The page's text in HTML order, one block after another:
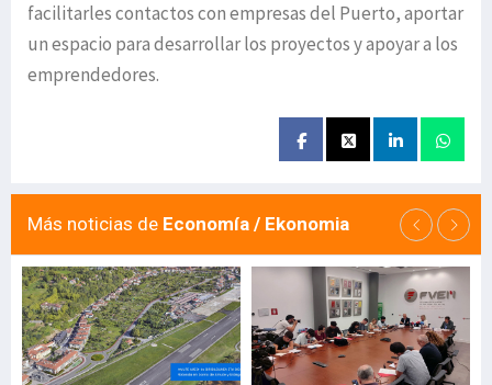
facilitarles contactos con empresas del Puerto, aportar
un espacio para desarrollar los proyectos y apoyar a los
emprendedores.
Más noticias de Economía / Ekonomia